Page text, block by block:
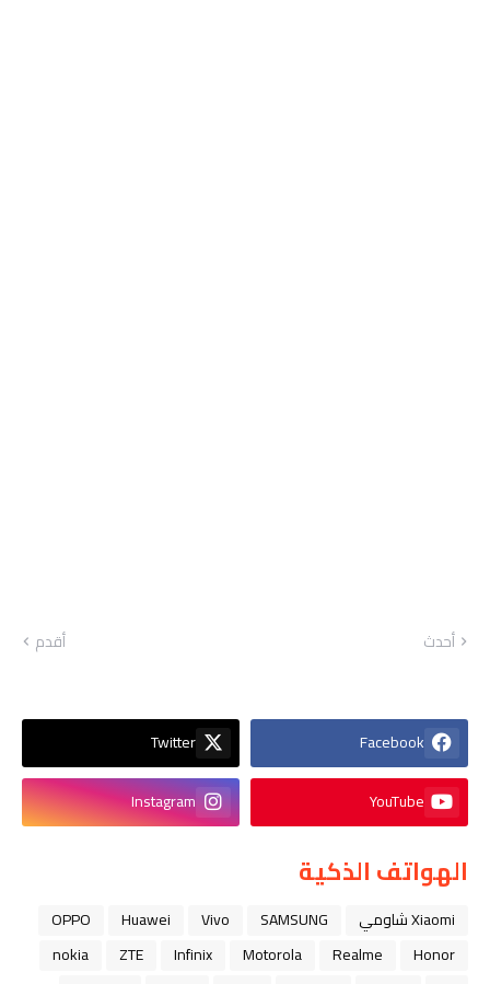
أحدث أقدم
Facebook
Twitter
YouTube
Instagram
الهواتف الذكية
Xiaomi شاومي SAMSUNG
Vivo
Huawei
OPPO
Honor
Realme
Motorola
Infinix
ZTE
nokia